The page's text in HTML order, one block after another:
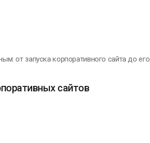
от запуска корпоративного сайта до его
сайтов